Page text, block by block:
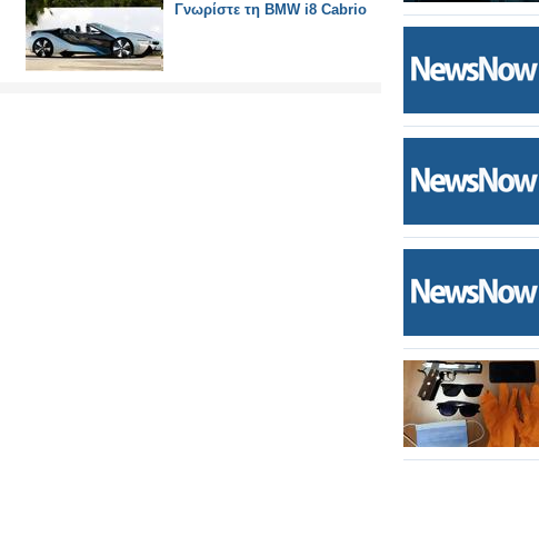
Γνωρίστε τη BMW i8 Cabrio